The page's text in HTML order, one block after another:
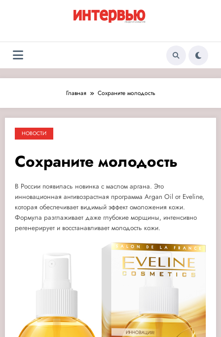
Журнал «Интервью:
Люди и события»
Люди и события
Главная Сохраните молодость
НОВОСТИ
Сохраните молодость
В России появилась новинка с маслом аргана. Это
инновационная антивозрастная программа Argan Oil от Eveline,
которая обеспечивает видимый эффект омоложения кожи.
Формула разглаживает даже глубокие морщины, интенсивно
регенерирует и восстанавливает молодость кожи.